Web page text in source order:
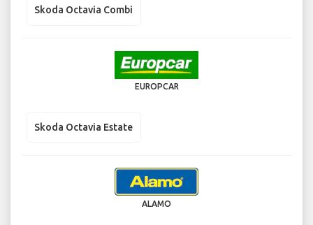
Skoda Octavia Combi
EUROPCAR
Skoda Octavia Estate
ALAMO